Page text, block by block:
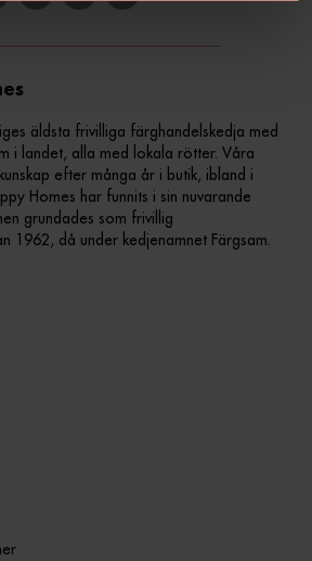
äldsta frivilliga färghandelskedja med
i landet, alla med lokala rötter. Våra
efter många år i butik, ibland i
Homes har funnits i sin nuvarande
grundades som frivillig
1962, då under kedjenamnet Färgsam.